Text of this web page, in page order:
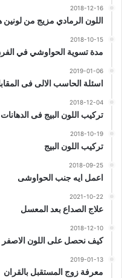
2018-12-16
اللون الرمادي مزيج من لونين
2018-10-15
مدة تسوية الحواوشي في
2019-01-06
اسئلة الحاسب الالى فى
2018-12-04
تركيب اللون البيج فى الدهانات
2018-10-19
تركيب اللون البيج
2018-09-25
اعمل ايه جنب الحواوشى
2021-10-22
علاج الصداع بعد المعسل
2018-12-10
كيف نحصل على اللون الاصفر
2019-01-13
معرفة زوج المستقبل بالقران